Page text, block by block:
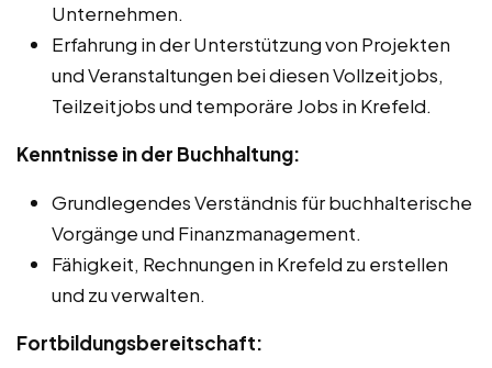
Unternehmen.
Erfahrung in der Unterstützung von Projekten
und Veranstaltungen bei diesen Vollzeitjobs,
Teilzeitjobs und temporäre Jobs in Krefeld.
Kenntnisse in der Buchhaltung:
Grundlegendes Verständnis für buchhalterische
Vorgänge und Finanzmanagement.
Fähigkeit, Rechnungen in Krefeld zu erstellen
und zu verwalten.
Fortbildungsbereitschaft: